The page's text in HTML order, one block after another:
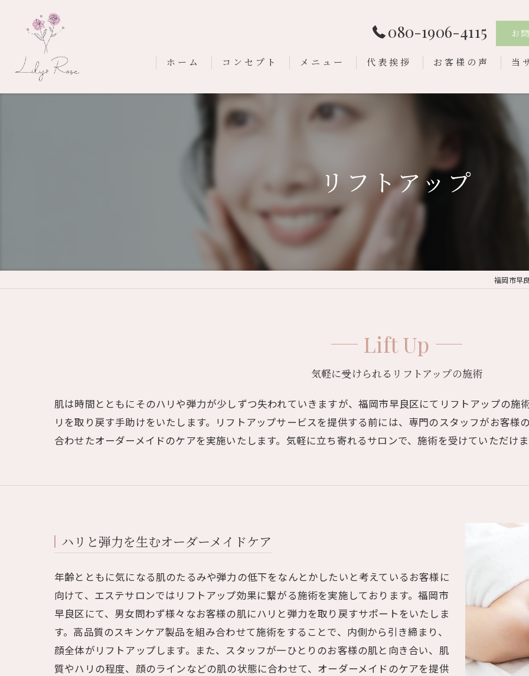
080-1906-4115 お
ホーム コンセプト メニュー 代表挨拶 お客様の声 当
リ
リフトアップ
福岡市早
気軽に受けられるリフトアップの施術
Lift Up
肌は時間とともにそのハリや弾力が少しずつ失われていきますが、福岡市早良区にてリフトアップの施
リを取り戻す手助けをいたします。リフトアップサービスを提供する前には、専門のスタッフがお客様
合わせたオーダーメイドのケアを実施いたします。気軽に立ち寄れるサロンで、施術を受けていただけ
ハリと弾力を生むオーダーメイドケア
年齢とともに気になる肌のたるみや弾力の低下をなんとかしたいと考えているお客様に
向けて、エステサロンではリフトアップ効果に繋がる施術を実施しております。福岡市
早良区にて、男女問わず様々なお客様の肌にハリと弾力を取り戻すサポートをいたしま
す。高品質のスキンケア製品を組み合わせて施術をすることで、内側から引き締まり、
顔全体がリフトアップします。また、スタッフが一ひとりのお客様の肌と向き合い、肌
質やハリの程度、顔のラインなどの肌の状態に合わせて、オーダーメイドのケアを提供